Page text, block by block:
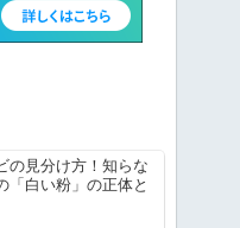
の見分け方！知らな
「白い粉」の正体と